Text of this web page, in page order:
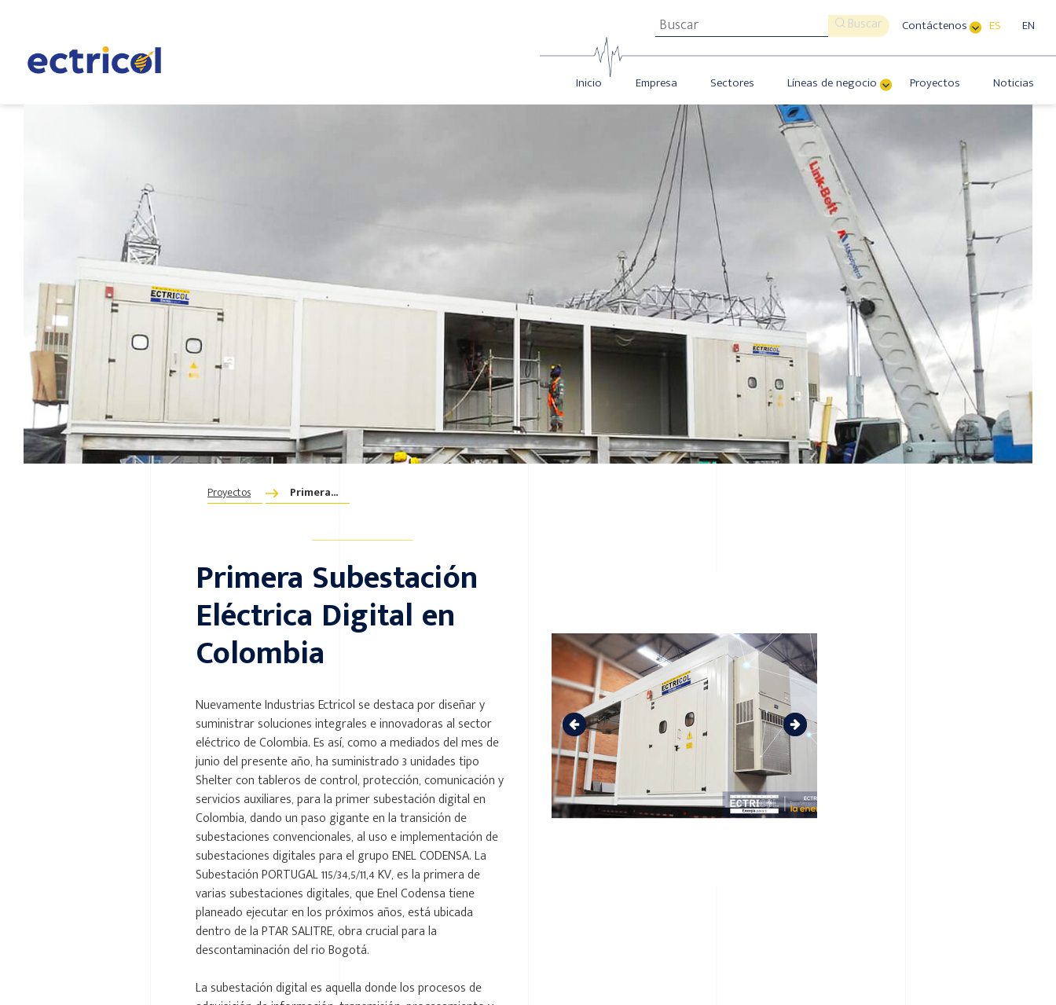
Buscar Contáctenos ES EN
Inicio Empresa Sectores Líneas de negocio Proyectos Noticias
Proyectos Primera...
Primera Subestación
Eléctrica Digital en
Colombia
Nuevamente Industrias Ectricol se destaca por diseñar y
suministrar soluciones integrales e innovadoras al sector
eléctrico de Colombia. Es así, como a mediados del mes de
junio del presente año, ha suministrado 3 unidades tipo
Shelter con tableros de control, protección, comunicación y
servicios auxiliares, para la primer subestación digital en
Colombia, dando un paso gigante en la transición de
subestaciones convencionales, al uso e implementación de
subestaciones digitales para el grupo ENEL CODENSA. La
Subestación PORTUGAL 115/34,5/11,4 KV, es la primera de
varias subestaciones digitales, que Enel Codensa tiene
planeado ejecutar en los próximos años, está ubicada
dentro de la PTAR SALITRE, obra crucial para la
descontaminación del rio Bogotá.
La subestación digital es aquella donde los procesos de